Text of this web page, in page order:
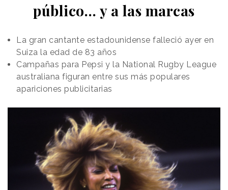
público… y a las marcas
La gran cantante estadounidense falleció ayer en
Suiza la edad de 83 años
Campañas para Pepsi y la National Rugby League
australiana figuran entre sus más populares
apariciones publicitarias